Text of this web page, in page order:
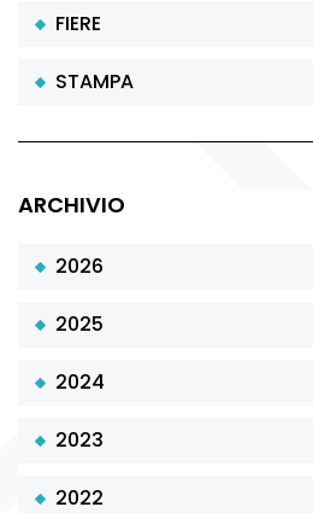
FIERE
STAMPA
ARCHIVIO
2026
2025
2024
2023
2022